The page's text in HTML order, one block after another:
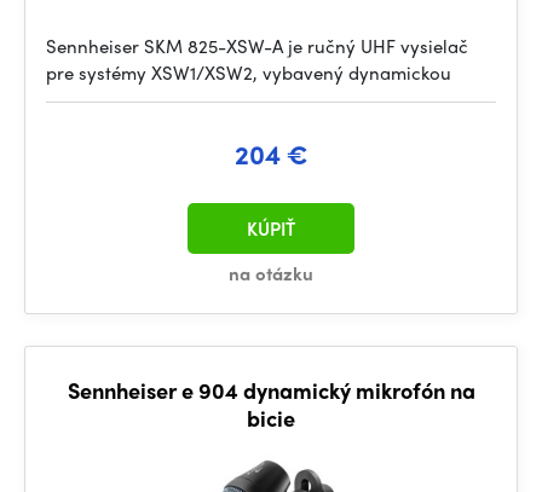
Sennheiser SKM 825-XSW-A je ručný UHF vysielač
pre systémy XSW1/XSW2, vybavený dynamickou
204 €
na otázku
KÚPIŤ
Sennheiser e 904 dynamický mikrofón na
bicie